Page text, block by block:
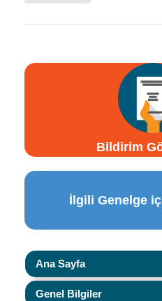
Bildirim
İlgili Genelge
Ana Sayfa
Genel Bilgiler